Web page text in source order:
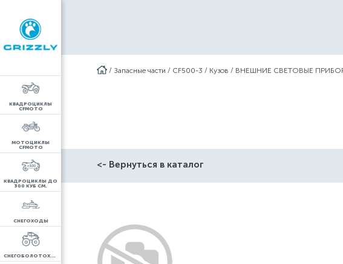
КВАДРОЦИКЛЫ
CFMOTO
МОТОЦИКЛЫ
CFMOTO
КВАДРОЦИКЛЫ ДО
300 КУБ СМ.
СНЕГОХОДЫ
СНЕГОБОЛОТОХОДЫ
/ Запасные части / CF500-3 / Кузов / ВНЕШНИЕ СВЕТОВЫЕ
<- Вернуться в каталог